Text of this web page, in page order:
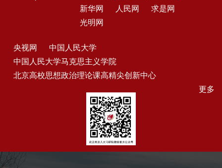
新华网
人民网
求是网
光明网
央视网
中国人民大学
中国人民大学马克思主义学院
北京高校思想政治理论课高精尖创新中心
更多